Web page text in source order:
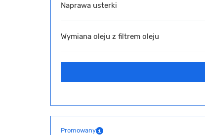
Naprawa usterki
Wymiana oleju z filtrem oleju
Promowany